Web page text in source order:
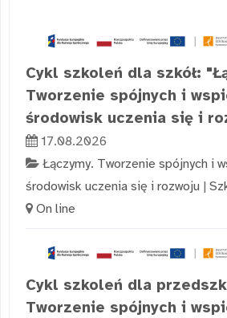
Cykl szkoleń dla szkół:
Tworzenie spójnych i
środowisk uczenia się i
17.08.2026
Łączymy. Tworzenie spójnych i
środowisk uczenia się i rozwoju |
On line
Cykl szkoleń dla
Tworzenie spójnych i